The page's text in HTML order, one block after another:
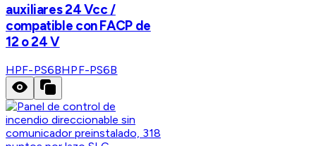
auxiliares 24 Vcc /
compatible con FACP de
12 o 24 V
HPF-PS6BHPF-PS6B